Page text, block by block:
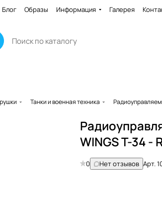
Блог Образы Информация Галерея
Танки и военная техника
WINGS T-34 -
0 Нет отзывов Арт.